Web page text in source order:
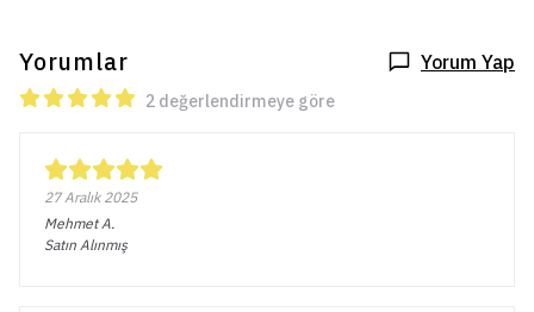
Yorumlar Yorum Yap
2 değerlendirmeye göre
27 Aralık 2025
MehmetA.
Satın Alınmış